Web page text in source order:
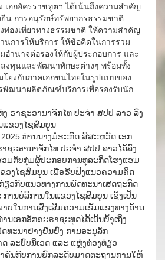
เอกอัครราชทูตฯ ได้เน้นถึงความสำคัญ
ยืน การอนุรักษ์ทรัพยากรธรรมชาติ
ท่องเที่ยวทางธรรมชาติ ให้ความสำคัญ
นการให้บริการ ให้ข้อคิดในการรวม
อำนาจต่อรองให้กับผู้ประกอบการ และ
งทุนและพัฒนาทักษะต่างๆ พร้อมทั้ง
โยงกับภาคเอกชนไทยในรูปแบบของ
พัฒนาผลิตภัณฑ์บริการเพื่อรองรับนัก
ຣາຊະອານາຈັກໄທ ປະຈຳ ສປປ ລາວ ລົງ
ຂວງໄຊສົມບູນ
ທ່ານນາງມໍຣະກົດ ສີສະຫວັດ ເອກ
ຊະອານາຈັກໄທ ປະຈຳ ສປປ ລາວໄດ້ລົງ
ມກັບກຸ່ມຜູ້ປະກອບການທຸລະກິດໂຮງແຮມ
ວງໄຊສົມບູນ ເພື່ອຮັບຟັງແນວຄວາມຄິດ
ຽວກັບແນວທາງການພັດທະນາເສດຖະກິດ
ານບໍລິການໃນແຂວງໄຊສົມບູນ ເຊີ່ງເປັນ
ໃນການສົ່ງເສີມຄວາມເຂັ້ມແຂງທາງດ້ານ
ນເອກອັກຄະຣາຊະທູດໄດ້ເນັ້ນຍ້ຳຸເຖິງ
ທະນາຢ່າງຍືນຍົງ ການອະນຸລັກ
ລະບົບນິເວດ ແລະ ແຫຼ່ງທ່ອງທ່ຽວ
ຄັນກັບການຍົກລະດັບມາດຕະຖານການໃຫ້